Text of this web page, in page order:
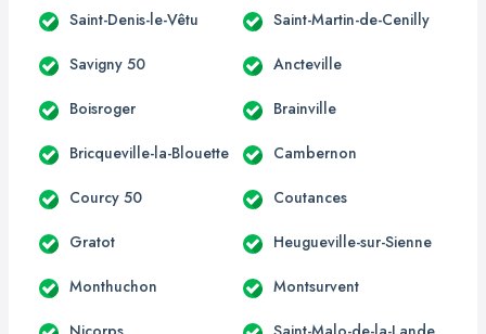
Saint-Denis-le-Vêtu Saint-Martin-de-Cenilly
Savigny 50 Ancteville
Boisroger Brainville
Bricqueville-la-Blouette Cambernon
Courcy 50 Coutances
Gratot Heugueville-sur-Sienne
Monthuchon Montsurvent